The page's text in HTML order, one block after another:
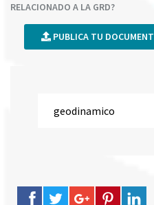
RELACIONADO A LA GRD?
PUBLICA TU